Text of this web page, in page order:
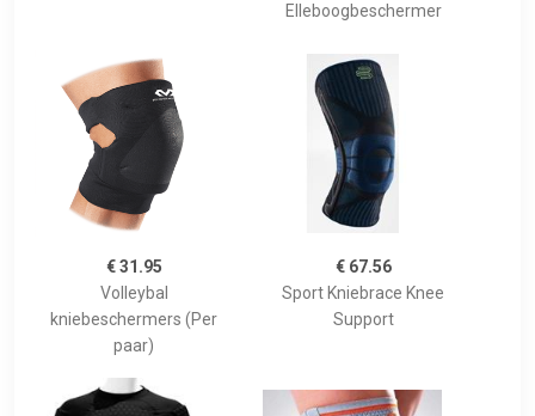
Elleboogbeschermer
€ 31.95
Volleybal
kniebeschermers (Per
paar)
€ 67.56
Sport Kniebrace Knee
Support